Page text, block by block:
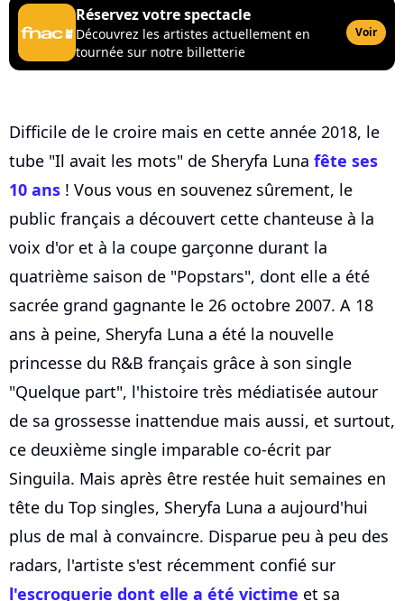
Réservez votre spectacle
Découvrez les artistes actuellement en
tournée sur notre billetterie
Voir
Difficile de le croire mais en cette année 2018, le
tube "Il avait les mots" de Sheryfa Luna fête ses
10 ans ! Vous vous en souvenez sûrement, le
public français a découvert cette chanteuse à la
voix d'or et à la coupe garçonne durant la
quatrième saison de "Popstars", dont elle a été
sacrée grand gagnante le 26 octobre 2007. A 18
ans à peine, Sheryfa Luna a été la nouvelle
princesse du R&B français grâce à son single
"Quelque part", l'histoire très médiatisée autour
de sa grossesse inattendue mais aussi, et surtout,
ce deuxième single imparable co-écrit par
Singuila. Mais après être restée huit semaines en
tête du Top singles, Sheryfa Luna a aujourd'hui
plus de mal à convaincre. Disparue peu à peu des
radars, l'artiste s'est récemment confié sur
l'escroquerie dont elle a été victime et sa